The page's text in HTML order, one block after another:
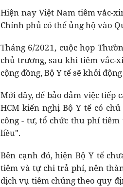
Hiện nay Việt Nam tiêm vắc-
Chính phủ có thể ủng hộ vào
Tháng 6/2021, cuộc họp
chủ trương, sau khi tiêm vắc-
cộng đồng, Bộ Y tế sẽ khởi
Mới đây, để bảo đảm việc tiếp
HCM kiến nghị Bộ Y tế có
công - tư, tổ chức thu phí
liều".
Bên cạnh đó, hiện Bộ Y tế
tiêm và tự chi trả phí, nên
dịch vụ tiêm chủng theo quy